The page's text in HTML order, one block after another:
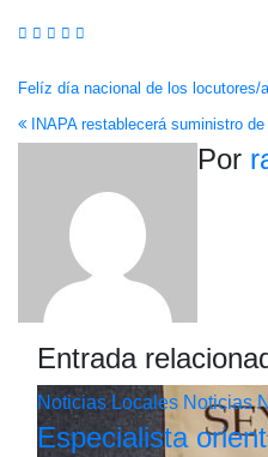
Navegación
de
entradas
Felíz día nacional de los locutores/
INAPA restablecerá suministro
Por
Entrada
Noticias Locales Noticias
Especialista